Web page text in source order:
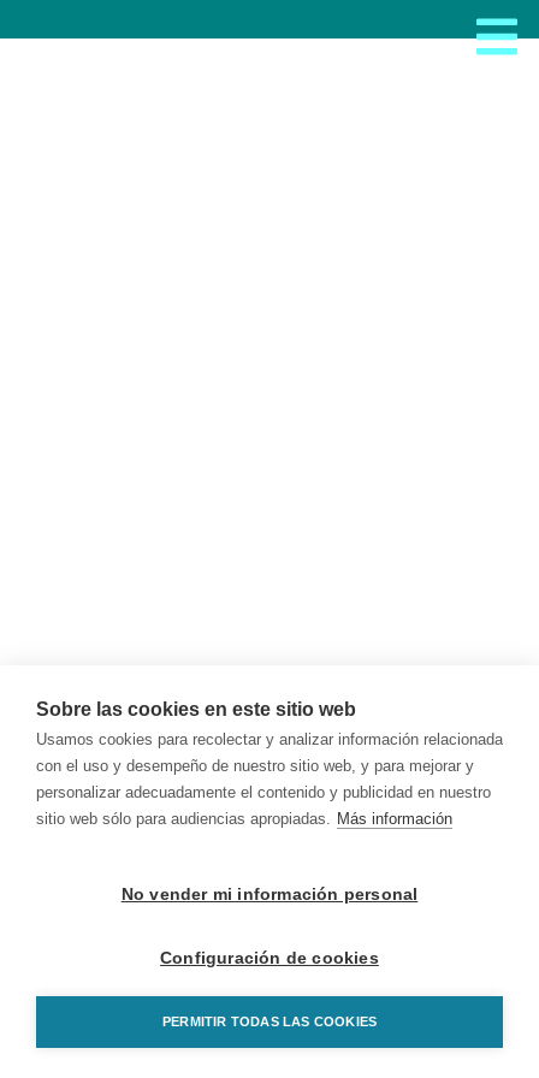
Sobre las cookies en este sitio web
Usamos cookies para recolectar y analizar información relacionada
con el uso y desempeño de nuestro sitio web, y para mejorar y
personalizar adecuadamente el contenido y publicidad en nuestro
sitio web sólo para audiencias apropiadas. Más información
No vender mi información personal
Configuración de cookies
PERMITIR TODAS LAS COOKIES